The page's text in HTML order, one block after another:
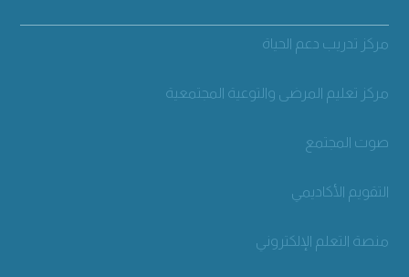
مركز تدريب دعم الحياة
مركز تعليم المرضى والتوعية المجتمعية
صوت المجتمع
التقويم الأكاديمي
منصة التعلم الإلكتروني